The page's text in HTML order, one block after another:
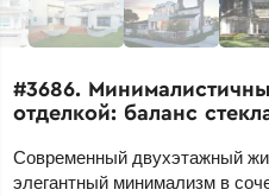
#3686.
отделкой: баланс
Современный двухэтажный
элегантный минимализм в